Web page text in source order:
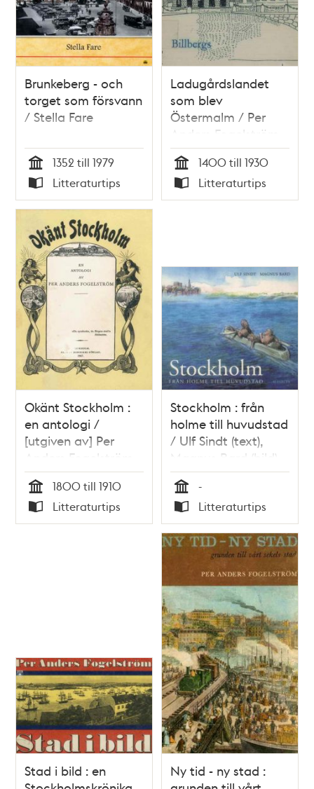
Brunkeberg - och
torget som försvann
/ Stella Fare
Tid
1352 till 1979
Typ
Litteraturtips
Ladugårdslandet
som blev
Östermalm / Per
Anders Fogelström
Tid
1400 till 1930
Typ
Litteraturtips
Okänt Stockholm :
en antologi /
[utgiven av] Per
Anders Fogelström
Tid
1800 till 1910
Typ
Litteraturtips
Stockholm : från
holme till huvudstad
/ Ulf Sindt (text),
Magnus Bard (bild)
Tid
-
Typ
Litteraturtips
Stad i bild : en
Ny tid - ny stad :